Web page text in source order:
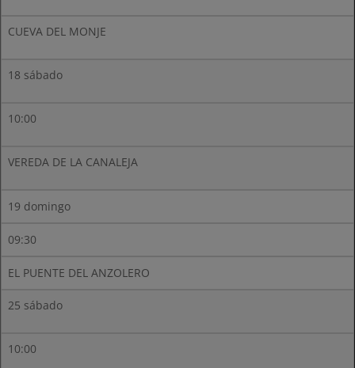
CUEVA DEL MONJE
18 sábado
10:00
VEREDA DE LA CANALEJA
19 domingo
09:30
EL PUENTE DEL ANZOLERO
25 sábado
10:00